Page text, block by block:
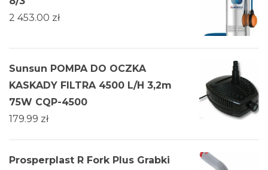
2 453.00 zł
Sunsun POMPA DO OCZKA
KASKADY FILTRA 4500 L/H 3,2m
75W CQP-4500
179.99 zł
Prosperplast R Fork Plus Grabki